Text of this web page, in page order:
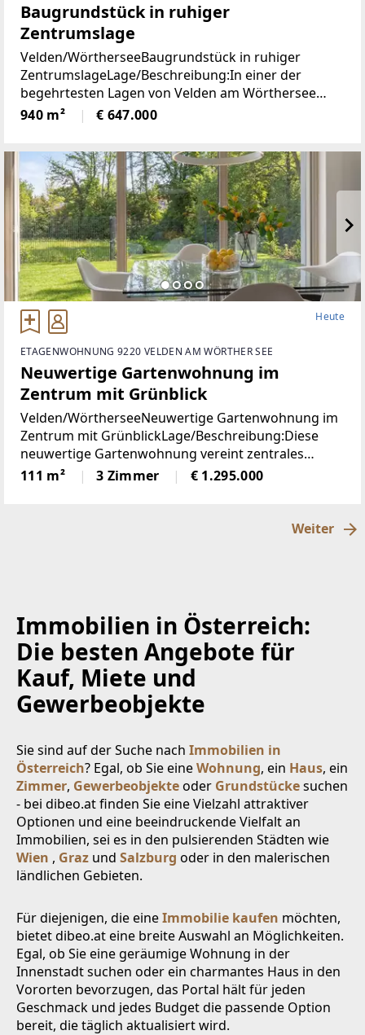
Baugrundstück in ruhiger
Zentrumslage
Velden/WörtherseeBaugrundstück in ruhiger
ZentrumslageLage/Beschreibung:In einer der
begehrtesten Lagen von Velden am Wörthersee
befindet sich dieses ca. 940 m² große Grundstück,
das mit seiner ruhigen und dennoch zentralen Lage
940 m² € 647.000
Heute
ETAGENWOHNUNG 9220 VELDEN AM WÖRTHER SEE
Neuwertige Gartenwohnung im
Zentrum mit Grünblick
Velden/WörtherseeNeuwertige Gartenwohnung im
Zentrum mit GrünblickLage/Beschreibung:Diese
neuwertige Gartenwohnung vereint zentrales
Wohnen mit einer außergewöhnlich ruhigen Lage
im Herzen von Velden am Wörthersee. Sämtliche
111 m² 3 Zimmer € 1.295.000
Weiter
Immobilien in Österreich:
Die besten Angebote für
Kauf, Miete und
Gewerbeobjekte
Sie sind auf der Suche nach Immobilien in
Österreich? Egal, ob Sie eineWohnung, ein Haus, ein
Zimmer, Gewerbeobjekteoder Grundstückesuchen
- bei dibeo.at finden Sie eine Vielzahl attraktiver
Optionen und eine beeindruckende Vielfalt an
Immobilien, sei es in den pulsierenden Städten wie
Wien , Graz und Salzburg oder in den malerischen
ländlichen Gebieten.
Für diejenigen, die eineImmobilie kaufen möchten,
bietet dibeo.at eine breite Auswahl an Möglichkeiten.
Egal, ob Sie eine geräumige Wohnung in der
Innenstadt suchen oder ein charmantes Haus in den
Vororten bevorzugen, das Portal hält für jeden
Geschmack und jedes Budget die passende Option
bereit, die täglich aktualisiert wird.